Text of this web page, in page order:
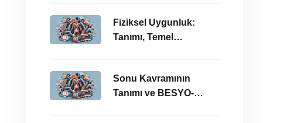
Fiziksel Uygunluk:
Tanımı, Temel
Önemi
Sonu Kavramının
Tanımı ve BESYO-